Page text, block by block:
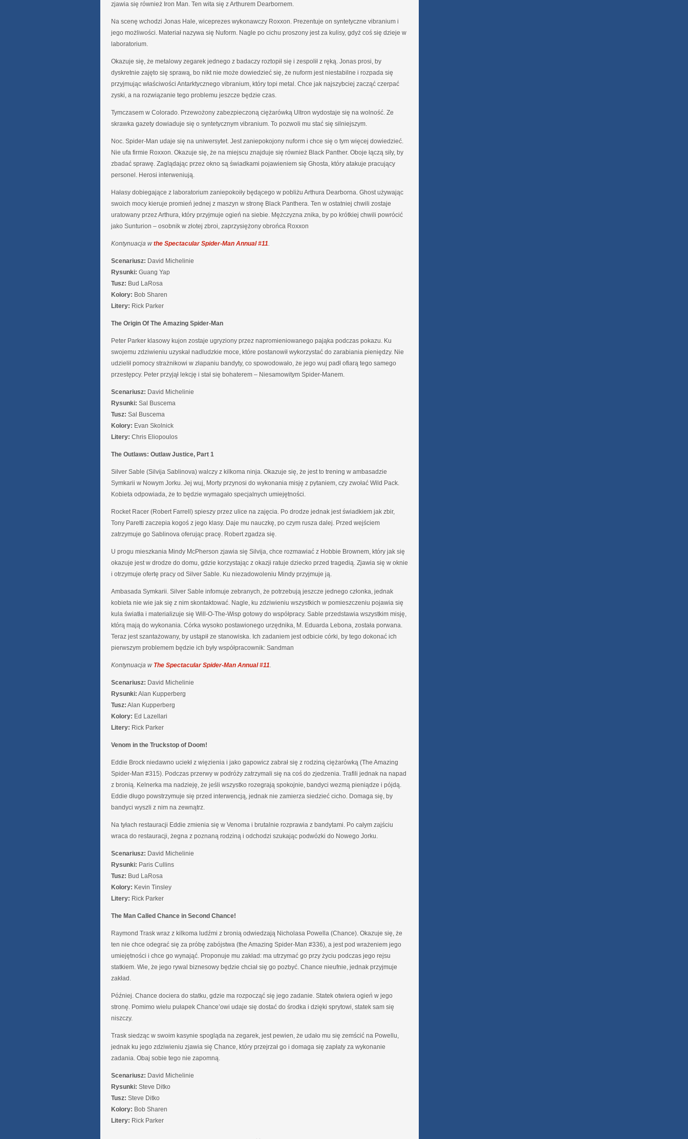
zjawia się również Iron Man. Ten wita się z Arthurem Dearbornem.
Na scenę wchodzi Jonas Hale, wiceprezes wykonawczy Roxxon. Prezentuje on syntetyczne vibranium i
jego możliwości. Materiał nazywa się Nuform. Nagle po cichu proszony jest za kulisy, gdyż coś się dzieje w
laboratorium.
Okazuje się, że metalowy zegarek jednego z badaczy roztopił się i zespolił z ręką. Jonas prosi, by
dyskretnie zajęto się sprawą, bo nikt nie może dowiedzieć się, że nuform jest niestabilne i rozpada się
przyjmując właściwości Antarktycznego vibranium, który topi metal. Chce jak najszybciej zacząć czerpać
zyski, a na rozwiązanie tego problemu jeszcze będzie czas.
Tymczasem w Colorado. Przewożony zabezpieczoną ciężarówką Ultron wydostaje się na wolność. Ze
skrawka gazety dowiaduje się o syntetycznym vibranium. To pozwoli mu stać się silniejszym.
Noc. Spider-Man udaje się na uniwersytet. Jest zaniepokojony nuform i chce się o tym więcej dowiedzieć.
Nie ufa firmie Roxxon. Okazuje się, że na miejscu znajduje się również Black Panther. Oboje łączą siły, by
zbadać sprawę. Zaglądając przez okno są świadkami pojawieniem się Ghosta, który atakuje pracujący
personel. Herosi interweniują.
Hałasy dobiegające z laboratorium zaniepokoiły będącego w pobliżu Arthura Dearborna. Ghost używając
swoich mocy kieruje promień jednej z maszyn w stronę Black Panthera. Ten w ostatniej chwili zostaje
uratowany przez Arthura, który przyjmuje ogień na siebie. Mężczyzna znika, by po krótkiej chwili powrócić
jako Sunturion – osobnik w złotej zbroi, zaprzysiężony obrońca Roxxon
Kontynuacja w the Spectacular Spider-Man Annual #11.
Scenariusz: David Michelinie
Rysunki: Guang Yap
Tusz: Bud LaRosa
Kolory: Bob Sharen
Litery: Rick Parker
The Origin Of The Amazing Spider-Man
Peter Parker klasowy kujon zostaje ugryziony przez napromieniowanego pająka podczas pokazu. Ku
swojemu zdziwieniu uzyskał nadludzkie moce, które postanowił wykorzystać do zarabiania pieniędzy. Nie
udzielił pomocy strażnikowi w złapaniu bandyty, co spowodowało, że jego wuj padł ofiarą tego samego
przestępcy. Peter przyjął lekcję i stał się bohaterem – Niesamowitym Spider-Manem.
Scenariusz: David Michelinie
Rysunki: Sal Buscema
Tusz: Sal Buscema
Kolory: Evan Skolnick
Litery: Chris Eliopoulos
The Outlaws: Outlaw Justice, Part 1
Silver Sable (Silvija Sablinova) walczy z kilkoma ninja. Okazuje się, że jest to trening w ambasadzie
Symkarii w Nowym Jorku. Jej wuj, Morty przynosi do wykonania misję z pytaniem, czy zwołać Wild Pack.
Kobieta odpowiada, że to będzie wymagało specjalnych umiejętności.
Rocket Racer (Robert Farrell) spieszy przez ulice na zajęcia. Po drodze jednak jest świadkiem jak zbir,
Tony Paretti zaczepia kogoś z jego klasy. Daje mu nauczkę, po czym rusza dalej. Przed wejściem
zatrzymuje go Sablinova oferując pracę. Robert zgadza się.
U progu mieszkania Mindy McPherson zjawia się Silvija, chce rozmawiać z Hobbie Brownem, który jak się
okazuje jest w drodze do domu, gdzie korzystając z okazji ratuje dziecko przed tragedią. Zjawia się w oknie
i otrzymuje ofertę pracy od Silver Sable. Ku niezadowoleniu Mindy przyjmuje ją.
Ambasada Symkarii. Silver Sable infomuje zebranych, że potrzebują jeszcze jednego członka, jednak
kobieta nie wie jak się z nim skontaktować. Nagle, ku zdziwieniu wszystkich w pomieszczeniu pojawia się
kula światła i materializuje się Will-O-The-Wisp gotowy do współpracy. Sable przedstawia wszystkim misję,
którą mają do wykonania. Córka wysoko postawionego urzędnika, M. Eduarda Lebona, została porwana.
Teraz jest szantażowany, by ustąpił ze stanowiska. Ich zadaniem jest odbicie córki, by tego dokonać ich
pierwszym problemem będzie ich były współpracownik: Sandman
Kontynuacja w The Spectacular Spider-Man Annual #11.
Scenariusz: David Michelinie
Rysunki: Alan Kupperberg
Tusz: Alan Kupperberg
Kolory: Ed Lazellari
Litery: Rick Parker
Venom in the Truckstop of Doom!
Eddie Brock niedawno uciekł z więzienia i jako gapowicz zabrał się z rodziną ciężarówką (The Amazing
Spider-Man #315). Podczas przerwy w podróży zatrzymali się na coś do zjedzenia. Trafili jednak na napad
z bronią. Kelnerka ma nadzieję, że jeśli wszystko rozegrają spokojnie, bandyci wezmą pieniądze i pójdą.
Eddie długo powstrzymuje się przed interwencją, jednak nie zamierza siedzieć cicho. Domaga się, by
bandyci wyszli z nim na zewnątrz.
Na tyłach restauracji Eddie zmienia się w Venoma i brutalnie rozprawia z bandytami. Po całym zajściu
wraca do restauracji, żegna z poznaną rodziną i odchodzi szukając podwózki do Nowego Jorku.
Scenariusz: David Michelinie
Rysunki: Paris Cullins
Tusz: Bud LaRosa
Kolory: Kevin Tinsley
Litery: Rick Parker
The Man Called Chance in Second Chance!
Raymond Trask wraz z kilkoma ludźmi z bronią odwiedzają Nicholasa Powella (Chance). Okazuje się, że
ten nie chce odegrać się za próbę zabójstwa (the Amazing Spider-Man #336), a jest pod wrażeniem jego
umiejętności i chce go wynająć. Proponuje mu zakład: ma utrzymać go przy życiu podczas jego rejsu
statkiem. Wie, że jego rywal biznesowy będzie chciał się go pozbyć. Chance nieufnie, jednak przyjmuje
zakład.
Później. Chance dociera do statku, gdzie ma rozpocząć się jego zadanie. Statek otwiera ogień w jego
stronę. Pomimo wielu pułapek Chance’owi udaje się dostać do środka i dzięki sprytowi, statek sam się
niszczy.
Trask siedząc w swoim kasynie spogląda na zegarek, jest pewien, że udało mu się zemścić na Powellu,
jednak ku jego zdziwieniu zjawia się Chance, który przejrzał go i domaga się zapłaty za wykonanie
zadania. Obaj sobie tego nie zapomną.
Scenariusz: David Michelinie
Rysunki: Steve Ditko
Tusz: Steve Ditko
Kolory: Bob Sharen
Litery: Rick Parker